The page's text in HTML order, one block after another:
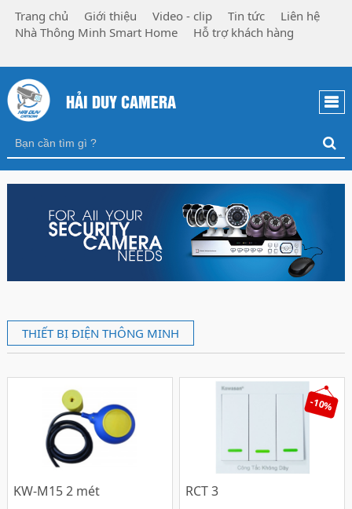
Trang chủ Giới thiệu Video - clip Tin tức
Liên hệ
Nhà Thông Minh Smart Home
Hỗ trợ khách hàng
HẢI DUY CAMERA
THIẾT BỊ ĐIỆN THÔNG MINH
KW-M15 2 mét
-10%
RCT 3